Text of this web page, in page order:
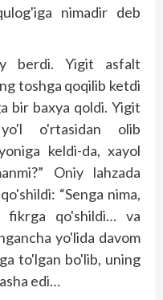
nimadir deb
berdi. Yigit asfalt
toshga qoqilib ketdi
bir baxya qoldi. Yigit
o'rtasidan olib
keldi-da, xayol
Oniy lahzada
“Senga nima,
fikrga qo'shildi… va
yo'lida davom
to'lgan bo'lib, uning
edi…